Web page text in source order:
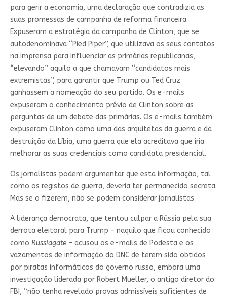
para gerir a economia, uma declaração que contradizia as
suas promessas de campanha de reforma financeira.
Expuseram a estratégia da campanha de Clinton, que se
autodenominava “Pied Piper”, que utilizava os seus contatos
na imprensa para influenciar as primárias republicanas,
“elevando” aquilo a que chamavam “candidatos mais
extremistas”, para garantir que Trump ou Ted Cruz
ganhassem a nomeação do seu partido. Os e-mails
expuseram o conhecimento prévio de Clinton sobre as
perguntas de um debate das primárias. Os e-mails também
expuseram Clinton como uma das arquitetas da guerra e da
destruição da Líbia, uma guerra que ela acreditava que iria
melhorar as suas credenciais como candidata presidencial.
Os jornalistas podem argumentar que esta informação, tal
como os registos de guerra, deveria ter permanecido secreta.
Mas se o fizerem, não se podem considerar jornalistas.
A liderança democrata, que tentou culpar a Rússia pela sua
derrota eleitoral para Trump – naquilo que ficou conhecido
como Russiagate– acusou os e-mails de Podesta e os
vazamentos de informação do DNC de terem sido obtidos
por piratas informáticos do governo russo, embora uma
investigação liderada por Robert Mueller, o antigo diretor do
FBI, “não tenha revelado provas admissíveis suficientes de